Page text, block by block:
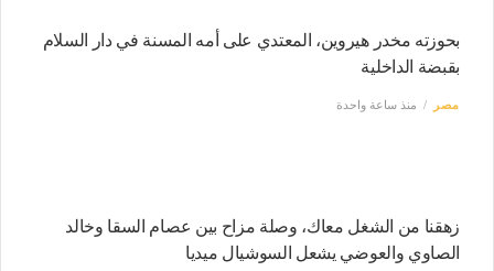
بحوزته مخدر هيروين، المعتدي على أمه المسنة في دار السلام
بقبضة الداخلية
مصر منذ ساعة واحدة
زهقنا من الشغل معاك، وصلة مزاح بين عصام السقا وخالد
الصاوي والعوضي يشعل السوشيال ميديا